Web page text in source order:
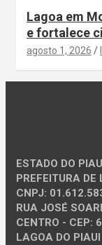
Lagoa em
e fortalece
agosto 1, 2026
ESTADO DO
PREFEITURA
CNPJ:
RUA JOSÉ
CENTRO - CEP:
LAGOA DO